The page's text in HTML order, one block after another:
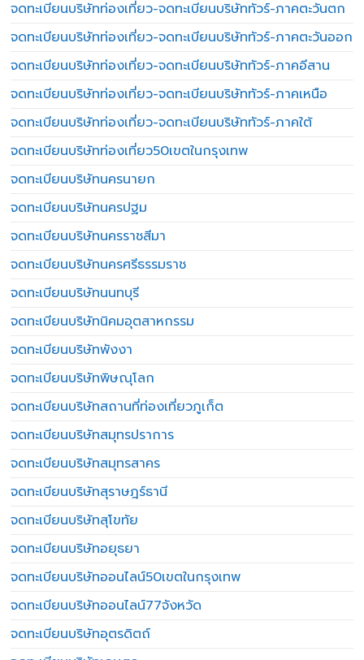
จดทะเบียนบริษัทท่องเที่ยว-จดทะเบียนบริษัททัวร์-ภาคตะวันตก
จดทะเบียนบริษัทท่องเที่ยว-จดทะเบียนบริษัททัวร์-ภาคตะวันออก
จดทะเบียนบริษัทท่องเที่ยว-จดทะเบียนบริษัททัวร์-ภาคอีสาน
จดทะเบียนบริษัทท่องเที่ยว-จดทะเบียนบริษัททัวร์-ภาคเหนือ
จดทะเบียนบริษัทท่องเที่ยว-จดทะเบียนบริษัททัวร์-ภาคใต้
จดทะเบียนบริษัทท่องเที่ยว50เขตในกรุงเทพ
จดทะเบียนบริษัทนครนายก
จดทะเบียนบริษัทนครปฐม
จดทะเบียนบริษัทนครราชสีมา
จดทะเบียนบริษัทนครศรีธรรมราช
จดทะเบียนบริษัทนนทบุรี
จดทะเบียนบริษัทนิคมอุตสาหกรรม
จดทะเบียนบริษัทพังงา
จดทะเบียนบริษัทพิษณุโลก
จดทะเบียนบริษัทสถานที่ท่องเที่ยวภูเก็ต
จดทะเบียนบริษัทสมุทรปราการ
จดทะเบียนบริษัทสมุทรสาคร
จดทะเบียนบริษัทสุราษฎร์ธานี
จดทะเบียนบริษัทสุโขทัย
จดทะเบียนบริษัทอยุธยา
จดทะเบียนบริษัทออนไลน์50เขตในกรุงเทพ
จดทะเบียนบริษัทออนไลน์77จังหวัด
จดทะเบียนบริษัทอุตรดิตถ์